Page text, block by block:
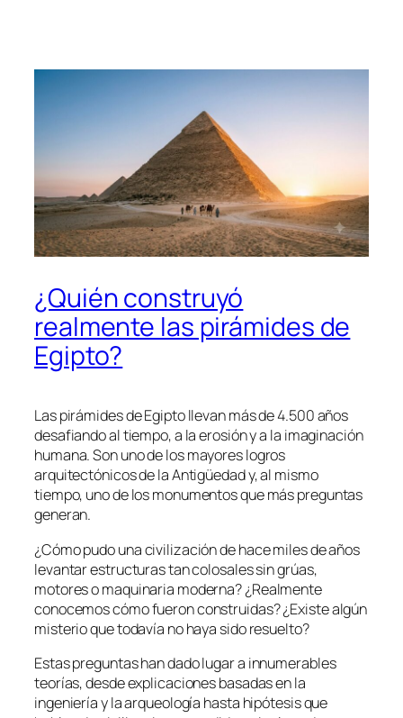
¿Quién construyó
realmente las pirámides de
Egipto?
Las pirámides de Egipto llevan más de 4.500 años
desafiando al tiempo, a la erosión y a la imaginación
humana. Son uno de los mayores logros
arquitectónicos de la Antigüedad y, al mismo
tiempo, uno de los monumentos que más preguntas
generan.
¿Cómo pudo una civilización de hace miles de años
levantar estructuras tan colosales sin grúas,
motores o maquinaria moderna? ¿Realmente
conocemos cómo fueron construidas? ¿Existe algún
misterio que todavía no haya sido resuelto?
Estas preguntas han dado lugar a innumerables
teorías, desde explicaciones basadas en la
ingeniería y la arqueología hasta hipótesis que